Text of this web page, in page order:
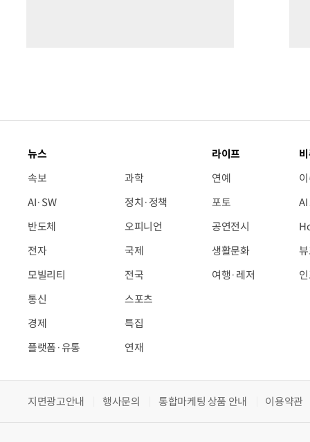
뉴스
속보
AI·SW
반도체
전자
모빌리티
통신
경제
플랫폼·유통
과학
정치·정책
오피니언
국제
전국
스포츠
특집
연재
라이프
연예
포토
공연전시
생활문화
여행·레저
지면광고안내 행사문의 통합마케팅 상품 안내 이용약관